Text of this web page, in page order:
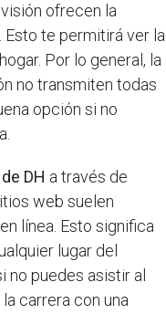
ofrecen la
te permitirá ver la
Por lo general, la
no transmiten todas
opción si no
DH a través de
web suelen
línea. Esto significa
lugar del
no puedes asistir al
carrera con una